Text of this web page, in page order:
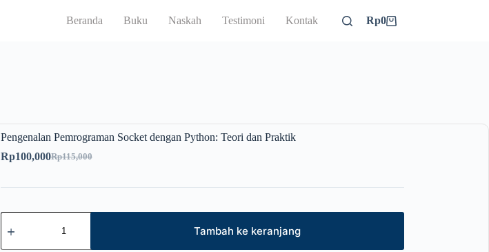
Beranda Buku Naskah Testimoni Kontak Rp0
Pengenalan Pemrograman Socket dengan Python: Teori dan Praktik
Rp115,000
Rp100,000
Tambah ke keranjang